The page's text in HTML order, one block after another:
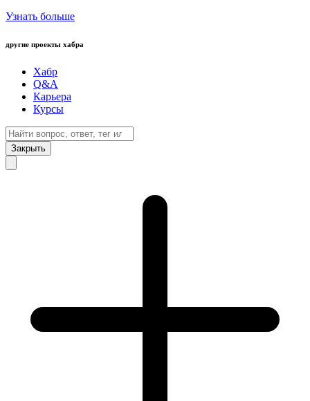
Узнать больше
другие проекты хабра
Хабр
Q&A
Карьера
Курсы
Закрыть